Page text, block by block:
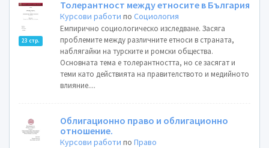
23 стр.
Толерантност между етносите в България
Курсови работи поСоциология
Емпирично социологическо изследване. Засяга
проблемите между различните етноси в страната,
наблягайки на турските и ромски общества.
Основната тема е толерантността, но се засягат и
теми като действията на правителството и медийното
влияние....
Облигационно право и облигационно
отношение.
Курсови работи поПраво